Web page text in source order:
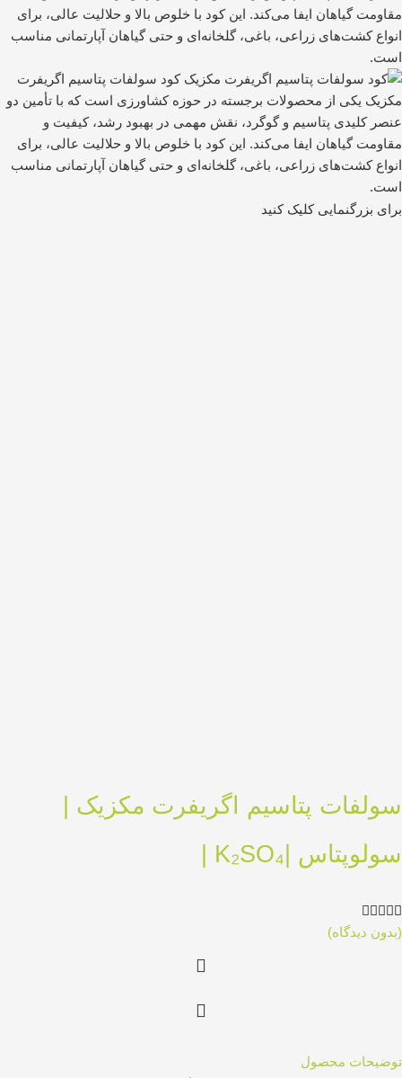
برای بزرگنمایی کلیک کنید
سولفات پتاسیم اگریفرت مکزیک |
سولوپتاس |K₂SO₄ |

(بدون دیدگاه)
توضیحات محصول